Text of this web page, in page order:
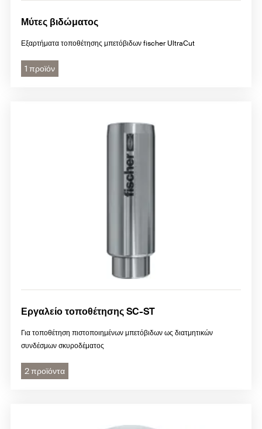
Μύτες βιδώματος
Εξαρτήματα τοποθέτησης μπετόβιδων fischer UltraCut
1 προϊόν
Εργαλείο τοποθέτησης SC-ST
Για τοποθέτηση πιστοποιημένων μπετόβιδων ως διατμητικών
συνδέσμων σκυροδέματος
2 προϊόντα